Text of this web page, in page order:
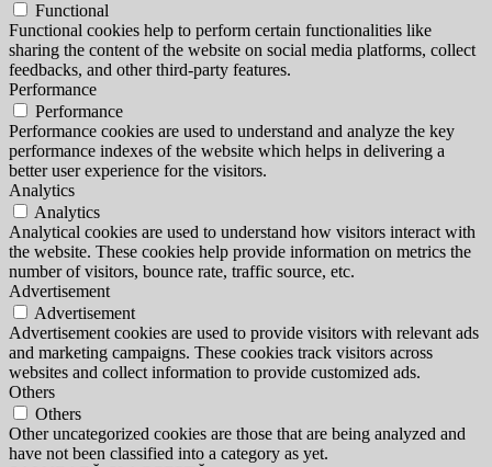
Functional
Functional cookies help to perform certain functionalities like
sharing the content of the website on social media platforms, collect
feedbacks, and other third-party features.
Performance
Performance
Performance cookies are used to understand and analyze the key
performance indexes of the website which helps in delivering a
better user experience for the visitors.
Analytics
Analytics
Analytical cookies are used to understand how visitors interact with
the website. These cookies help provide information on metrics the
number of visitors, bounce rate, traffic source, etc.
Advertisement
Advertisement
Advertisement cookies are used to provide visitors with relevant ads
and marketing campaigns. These cookies track visitors across
websites and collect information to provide customized ads.
Others
Others
Other uncategorized cookies are those that are being analyzed and
have not been classified into a category as yet.